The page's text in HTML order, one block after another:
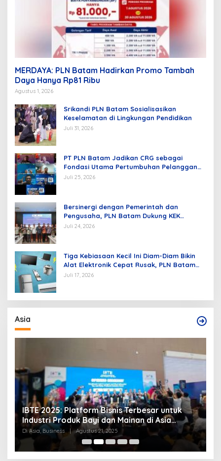
MERDAYA: PLN Batam Hadirkan Promo Tambah
Daya Hanya Rp81 Ribu
Agustus 1, 2026
Srikandi PLN Batam Sosialisasikan
Keselamatan di Lingkungan Pendidikan
Juli 31, 2026
PT PLN Batam Jadikan CRG sebagai
Fondasi Utama Pertumbuhan Pelanggan
dan Pembangunan Infrastruktur
Juli 25, 2026
Bersinergi dengan Pemerintah dan
Pengusaha, PLN Batam Dukung KEK
Tanjung Sauh sebagai Hub Energi Baru
Juli 24, 2026
Tiga Kebiasaan Kecil Ini Diam-Diam Bikin
Alat Elektronik Cepat Rusak, PLN Batam
Berikan Tips Mengatasinya
Juli 17, 2026
Asia
IBTE 2025: Platform Bisnis Terbesar untuk
Industri Produk Bayi dan Mainan di Asia
Tenggara
Di Asia, Business | Agustus 21, 2025